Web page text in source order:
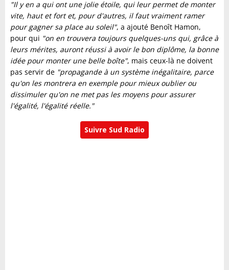
"Il y en a qui ont une jolie étoile, qui leur permet de monter
vite, haut et fort et, pour d'autres, il faut vraiment ramer
pour gagner sa place au soleil", a ajouté Benoît Hamon,
pour qui "on en trouvera toujours quelques-uns qui, grâce à
leurs mérites, auront réussi à avoir le bon diplôme, la bonne
idée pour monter une belle boîte", mais ceux-là ne doivent
pas servir de "propagande à un système inégalitaire, parce
qu'on les montrera en exemple pour mieux oublier ou
dissimuler qu'on ne met pas les moyens pour assurer
l'égalité, l'égalité réelle."
Suivre Sud Radio